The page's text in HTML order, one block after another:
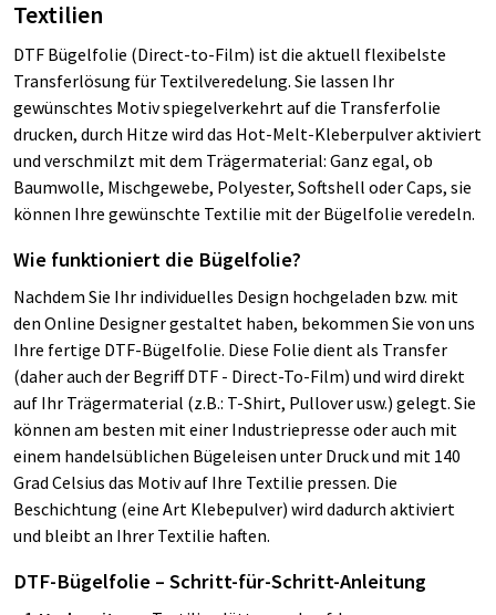
Textilien
DTF Bügelfolie (Direct-to-Film) ist die aktuell flexibelste
Transferlösung für Textilveredelung. Sie lassen Ihr
gewünschtes Motiv spiegelverkehrt auf die Transferfolie
drucken, durch Hitze wird das Hot-Melt-Kleberpulver aktiviert
und verschmilzt mit dem Trägermaterial: Ganz egal, ob
Baumwolle, Mischgewebe, Polyester, Softshell oder Caps, sie
können Ihre gewünschte Textilie mit der Bügelfolie veredeln.
Wie funktioniert die Bügelfolie?
Nachdem Sie Ihr individuelles Design hochgeladen bzw. mit
den Online Designer gestaltet haben, bekommen Sie von uns
Ihre fertige DTF-Bügelfolie. Diese Folie dient als Transfer
(daher auch der Begriff DTF - Direct-To-Film) und wird direkt
auf Ihr Trägermaterial (z.B.: T-Shirt, Pullover usw.) gelegt. Sie
können am besten mit einer Industriepresse oder auch mit
einem handelsüblichen Bügeleisen unter Druck und mit 140
Grad Celsius das Motiv auf Ihre Textilie pressen. Die
Beschichtung (eine Art Klebepulver) wird dadurch aktiviert
und bleibt an Ihrer Textilie haften.
DTF-Bügelfolie – Schritt-für-Schritt-Anleitung